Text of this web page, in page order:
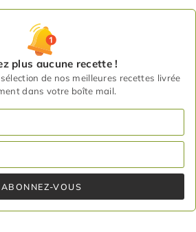
plus aucune recette !
de nos meilleures recettes livrée
dans votre boîte mail.
ABONNEZ-VOUS